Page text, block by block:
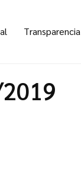
Transparencia